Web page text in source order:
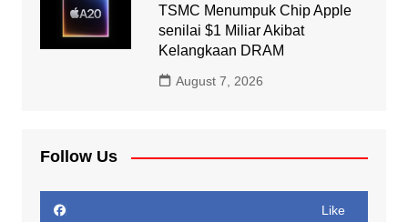
TSMC Menumpuk Chip Apple
senilai $1 Miliar Akibat
Kelangkaan DRAM
August 7, 2026
Follow Us
Like